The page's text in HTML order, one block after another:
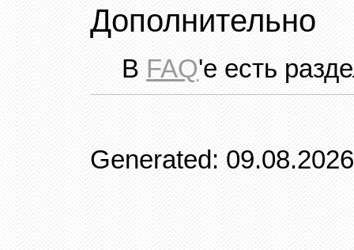
Дополнительно
В FAQ'е есть
Generated: